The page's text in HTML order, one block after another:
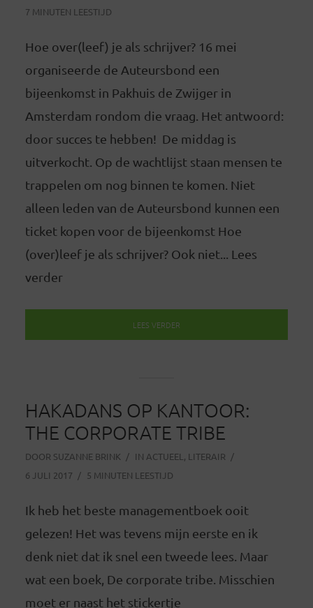
7 MINUTEN LEESTIJD
Hoe over(leef) je als schrijver? 16 mei
organiseerde de Auteursbond een
bijeenkomst in Pakhuis de Zwijger in
Amsterdam rondom die vraag. Het antwoord:
door succes te hebben! De middag is
uitverkocht. Op de wachtlijst staan mensen te
trappelen om nog binnen te komen. Niet
alleen leden van de Auteursbond kunnen een
ticket kopen voor de bijeenkomst Hoe
(over)leef je als schrijver? Ook niet... Lees
verder
LEES VERDER
HAKADANS OP KANTOOR:
THE CORPORATE TRIBE
DOOR SUZANNE BRINK IN ACTUEEL , LITERAIR
6 JULI 2017
5 MINUTEN LEESTIJD
Ik heb het beste managementboek ooit
gelezen! Het was tevens mijn eerste en ik
denk niet dat ik snel een tweede lees. Maar
wat een boek, De corporate tribe. Misschien
moet er naast het stickertje